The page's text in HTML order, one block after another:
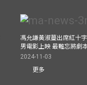
馮允謙黃淑蔓出席紅十
男電影上映 最難忘將劇
2024-11-03
更多